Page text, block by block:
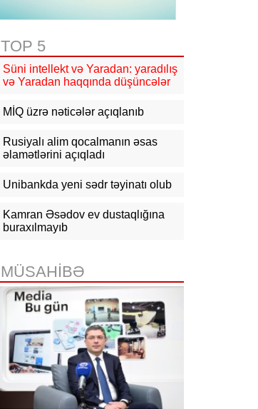
16:26 Bəzi yerlərdə külək
güclənəcək -XƏBƏRDARLIQ
16:10 Jurnalistika ixtisası üzrə
açıqlanıb
15:50 Ədliyyə naziri Lerik rayonunda
vətəndaşları qəbul edib
15:24
Bakının mərkəzində 3
obyektdə və evdə yanğın
zəhərlənib
14:50 Türkiyə, Səudiyyə Ərəbistanı
və Pakistan Məkkə Sazişini
imzalayıb: Üzvlərdən birinə hücum
hamısına hücum sayılacaq
TOP 5
Süni intellekt və Yaradan: yaradılış
və Yaradan haqqında düşüncələr
MİQ üzrə nəticələr açıqlanıb
Rusiyalı alim qocalmanın əsas
əlamətlərini açıqladı
Unibankda yeni sədr təyinatı olub
Kamran Əsədov ev dustaqlığına
buraxılmayıb
MÜSAHİBƏ